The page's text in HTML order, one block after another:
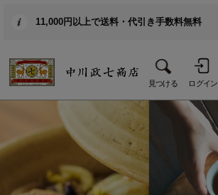
11,000円以上で送料・代引き手数料無料
見つける ログイン